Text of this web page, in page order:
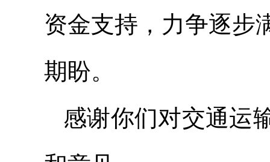
资金支持，力争逐步
期盼。
感谢你们对交通运